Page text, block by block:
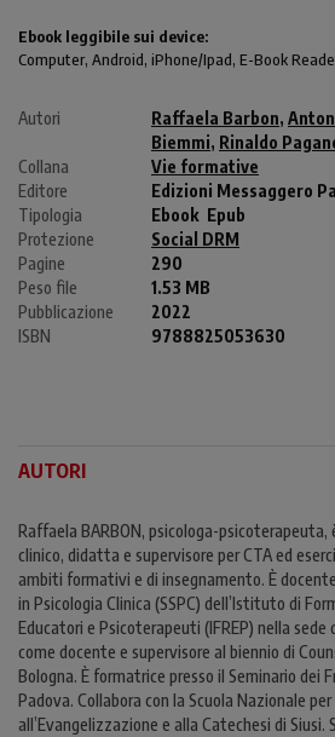
Ebook leggibile sui device:
Computer, Android, iPhone/Ipad, E-Book
Autori Raffaela Barbon,
Biemmi, Rinaldo
Collana
Vie formative
Editore
Edizioni Messaggero
Tipologia
Ebook Epub
Protezione
Social DRM
Pagine
290
Peso file
1.53 MB
Pubblicazione
2022
ISBN
9788825053630
AUTORI
Raffaela BARBON, psicologa-
clinico, didatta e supervisore per CTA ed
ambiti formativi e di insegnamento. È
in Psicologia Clinica (SSPC) dell’Istituto di
Educatori e Psicoterapeuti (IFREP) nella sede
come docente e supervisore al biennio di
Bologna. È formatrice presso il Seminario dei
Padova. Collabora con la Scuola Nazionale
all’Evangelizzazione e alla Catechesi di Siusi.